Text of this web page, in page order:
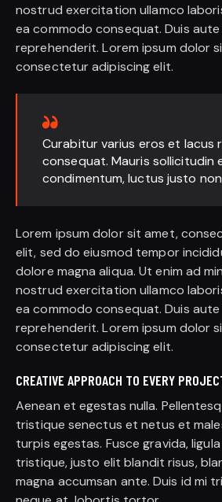
nostrud exercitation ullamco
ea commodo consequat. Duis
reprehenderit. Lorem ipsum dolor
consectetur adipiscing elit.
Curabitur varius eros et lacus
consequat. Mauris sollicitudin
condimentum, luctus justo
Lorem ipsum dolor sit amet,
elit, sed do eiusmod tempor
dolore magna aliqua. Ut enim ad
nostrud exercitation ullamco
ea commodo consequat. Duis
reprehenderit. Lorem ipsum dolor
consectetur adipiscing elit.
CREATIVE APPROACH TO EVERY
Aenean et egestas nulla.
tristique senectus et netus et
turpis egestas. Fusce gravida,
tristique, justo elit blandit risus,
magna accumsan ante. Duis id mi